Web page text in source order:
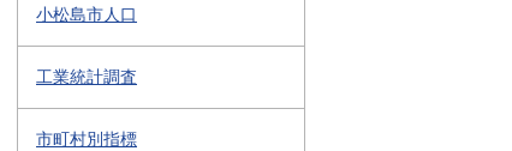
小松島市人口
工業統計調査
市町村別指標